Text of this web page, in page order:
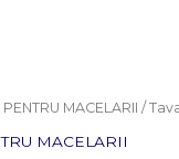
MACELARII /
MACELARII